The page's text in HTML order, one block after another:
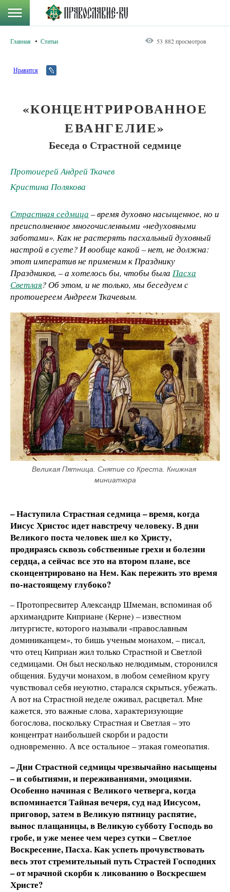
Главная Статьи 53 882 просмотров
Нравится
«КОНЦЕНТРИРОВАННОЕ
ЕВАНГЕЛИЕ»
Беседа о Страстной седмице
Протоиерей Андрей Ткачев
Кристина Полякова
Страстная седмица – время духовно насыщенное, но и
преисполненное многочисленными «недуховными
заботами». Как не растерять пасхальный духовный
настрой в суете? И вообще какой – нет, не должна:
этот императив не применим к Празднику
Праздников, – а хотелось бы, чтобы была Пасха
Светлая? Об этом, и не только, мы беседуем с
протоиереем Андреем Ткачевым.
Великая Пятница. Снятие со Креста. Книжная
миниатюра
– Наступила Страстная седмица – время, когда
Иисус Христос идет навстречу человеку. В дни
Великого поста человек шел ко Христу,
продираясь сквозь собственные грехи и болезни
сердца, а сейчас все это на втором плане, все
сконцентрировано на Нем. Как пережить это время
по-настоящему глубоко?
– Протопресвитер Александр Шмеман, вспоминая об
архимандрите Киприане (Керне) – известном
литургисте, которого называли «православным
доминиканцем», то бишь ученым монахом, – писал,
что отец Киприан жил только Страстной и Светлой
седмицами. Он был несколько нелюдимым, сторонился
общения. Будучи монахом, в любом семейном кругу
чувствовал себя неуютно, старался скрыться, убежать.
А вот на Страстной неделе оживал, расцветал. Мне
кажется, это важные слова, характеризующие
богослова, поскольку Страстная и Светлая – это
концентрат наибольшей скорби и радости
одновременно. А все остальное – этакая гомеопатия.
– Дни Страстной седмицы чрезвычайно насыщены
– и событиями, и переживаниями, эмоциями.
Особенно начиная с Великого четверга, когда
вспоминается Тайная вечеря, суд над Иисусом,
приговор, затем в Великую пятницу распятие,
вынос плащаницы, в Великую субботу Господь во
гробе, и уже менее чем через сутки – Светлое
Воскресение, Пасха. Как успеть прочувствовать
весь этот стремительный путь Страстей Господних
– от мрачной скорби к ликованию о Воскресшем
Христе?